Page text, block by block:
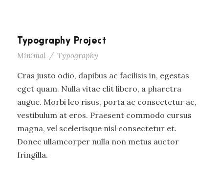
Typography Project
Minimal / Typography
Cras justo odio, dapibus ac facilisis in, egestas
eget quam. Nulla vitae elit libero, a pharetra
augue. Morbi leo risus, porta ac consectetur ac,
vestibulum at eros. Praesent commodo cursus
magna, vel scelerisque nisl consectetur et.
Donec ullamcorper nulla non metus auctor
fringilla.